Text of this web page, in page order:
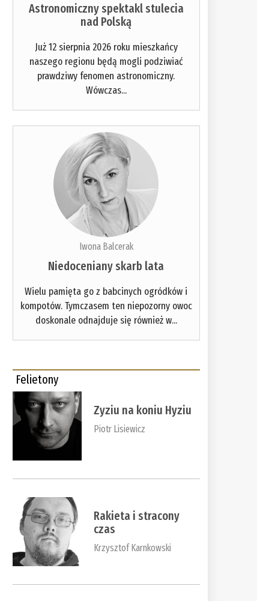
Astronomiczny spektakl stulecia
nad Polską
Już 12 sierpnia 2026 roku mieszkańcy
naszego regionu będą mogli podziwiać
prawdziwy fenomen astronomiczny.
Wówczas...
Iwona Balcerak
Niedoceniany skarb lata
Wielu pamięta go z babcinych ogródków i
kompotów. Tymczasem ten niepozorny owoc
doskonale odnajduje się również w...
Felietony
Zyziu na koniu Hyziu
Piotr Lisiewicz
Rakieta i stracony
czas
Krzysztof Karnkowski